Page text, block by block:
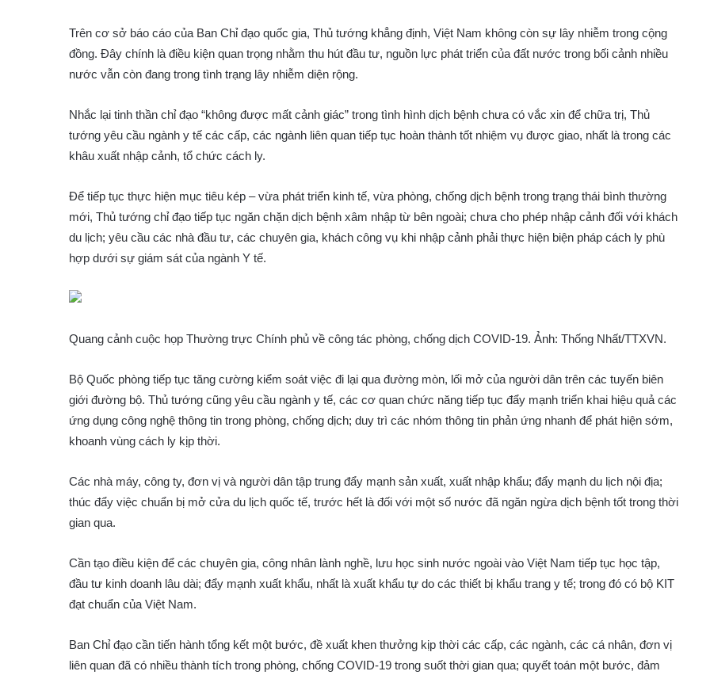
Trên cơ sở báo cáo của Ban Chỉ đạo quốc gia, Thủ tướng khẳng định, Việt Nam không còn sự lây nhiễm trong cộng
đồng. Đây chính là điều kiện quan trọng nhằm thu hút đầu tư, nguồn lực phát triển của đất nước trong bối cảnh nhiều
nước vẫn còn đang trong tình trạng lây nhiễm diện rộng.
Nhắc lại tinh thần chỉ đạo “không được mất cảnh giác” trong tình hình dịch bệnh chưa có vắc xin để chữa trị, Thủ
tướng yêu cầu ngành y tế các cấp, các ngành liên quan tiếp tục hoàn thành tốt nhiệm vụ được giao, nhất là trong các
khâu xuất nhập cảnh, tổ chức cách ly.
Để tiếp tục thực hiện mục tiêu kép – vừa phát triển kinh tế, vừa phòng, chống dịch bệnh trong trạng thái bình thường
mới, Thủ tướng chỉ đạo tiếp tục ngăn chặn dịch bệnh xâm nhập từ bên ngoài; chưa cho phép nhập cảnh đối với khách
du lịch; yêu cầu các nhà đầu tư, các chuyên gia, khách công vụ khi nhập cảnh phải thực hiện biện pháp cách ly phù
hợp dưới sự giám sát của ngành Y tế.
Quang cảnh cuộc họp Thường trực Chính phủ về công tác phòng, chống dịch COVID-19. Ảnh: Thống Nhất/TTXVN.
Bộ Quốc phòng tiếp tục tăng cường kiểm soát việc đi lại qua đường mòn, lối mở của người dân trên các tuyến biên
giới đường bộ. Thủ tướng cũng yêu cầu ngành y tế, các cơ quan chức năng tiếp tục đẩy mạnh triển khai hiệu quả các
ứng dụng công nghệ thông tin trong phòng, chống dịch; duy trì các nhóm thông tin phản ứng nhanh để phát hiện sớm,
khoanh vùng cách ly kịp thời.
Các nhà máy, công ty, đơn vị và người dân tập trung đẩy mạnh sản xuất, xuất nhập khẩu; đẩy mạnh du lịch nội địa;
thúc đẩy việc chuẩn bị mở cửa du lịch quốc tế, trước hết là đối với một số nước đã ngăn ngừa dịch bệnh tốt trong thời
gian qua.
Cần tạo điều kiện để các chuyên gia, công nhân lành nghề, lưu học sinh nước ngoài vào Việt Nam tiếp tục học tập,
đầu tư kinh doanh lâu dài; đẩy mạnh xuất khẩu, nhất là xuất khẩu tự do các thiết bị khẩu trang y tế; trong đó có bộ KIT
đạt chuẩn của Việt Nam.
Ban Chỉ đạo cần tiến hành tổng kết một bước, đề xuất khen thưởng kịp thời các cấp, các ngành, các cá nhân, đơn vị
liên quan đã có nhiều thành tích trong phòng, chống COVID-19 trong suốt thời gian qua; quyết toán một bước, đảm